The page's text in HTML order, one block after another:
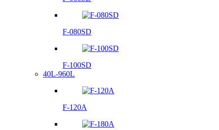
F-080SD
F-100SD
40L-960L
F-120A